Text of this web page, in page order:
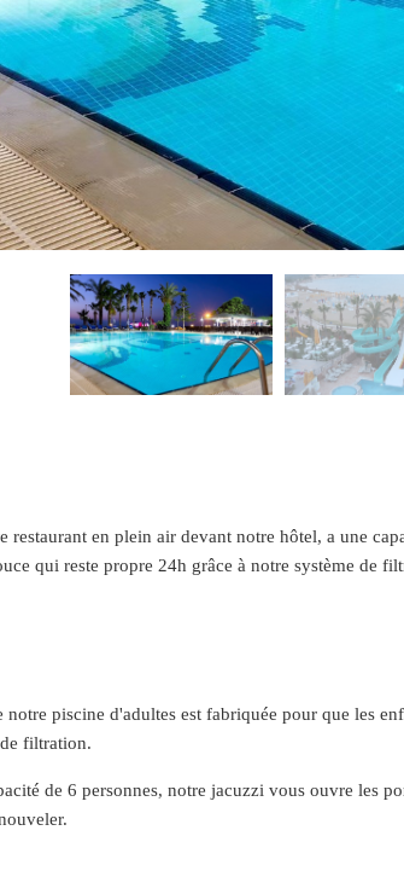
restaurant en plein air devant notre hôtel, a une
qui reste propre 24h grâce à notre système de
piscine d'adultes est fabriquée pour que les
filtration.
de 6 personnes, notre jacuzzi vous ouvre les